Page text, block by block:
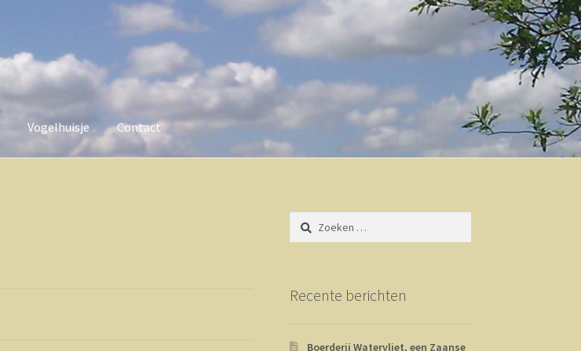
Vogelhuisje Contact
Zoeken
naar:
Recente berichten
Boerderij Watervliet, een Zaanse